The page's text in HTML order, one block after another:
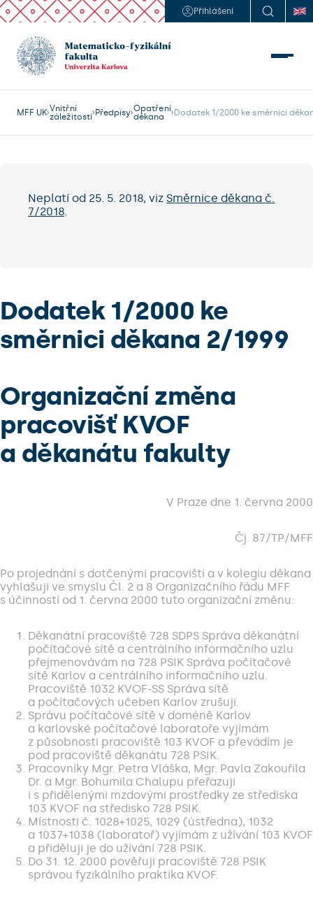
Přihlášení
MFF UK Vnitřní
záležitosti Předpisy Opatření
děkana
Dodatek 1/2000 ke směrnici
Neplatí od 25. 5. 2018, viz Směrnice děkana č.
7/2018.
Dodatek 1/2000 ke
směrnici děkana 2/1999
Organizační změna
pracovišť KVOF
a děkanátu fakulty
V Praze dne 1. června 2000
Čj. 87/TP/MFF
Po projednání s dotčenými pracovišti a v kolegiu děkana
vyhlašuji ve smyslu Čl. 2 a 8 Organizačního řádu MFF
s účinností od 1. června 2000 tuto organizační změnu:
Děkanátní pracoviště 728 SDPS Správa děkanátní
počítačové sítě a centrálního informačního uzlu
přejmenovávám na 728 PSIK Správa počítačové
sítě Karlov a centrálního informačního uzlu.
Pracoviště 1032 KVOF-SS Správa sítě
a počítačových učeben Karlov zrušuji.
Správu počítačové sítě v doméně Karlov
a karlovské počítačové laboratoře vyjímám
z působnosti pracoviště 103 KVOF a převádím je
pod pracoviště děkanátu 728 PSIK.
Pracovníky Mgr. Petra Vláška, Mgr. Pavla Zakouřila
Dr. a Mgr. Bohumila Chalupu přeřazuji
i s přidělenými mzdovými prostředky ze střediska
103 KVOF na středisko 728 PSIK.
Místnosti č. 1028+1025, 1029 (ústředna), 1032
a 1037+1038 (laboratoř) vyjímám z užívání 103 KVOF
a přiděluji je do užívání 728 PSIK.
Do 31. 12. 2000 pověřuji pracoviště 728 PSIK
správou fyzikálního praktika KVOF.